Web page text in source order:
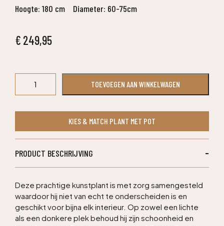
Hoogte: 180 cm Diameter: 60-75cm
€ 249,95
Exotica
kunstboom
-
aantal
TOEVOEGEN AAN WINKELWAGEN
KIES & MATCH PLANT MET POT
PRODUCT BESCHRIJVING
Deze prachtige kunstplant is met zorg samengesteld
waardoor hij niet van echt te onderscheiden is en
geschikt voor bijna elk interieur. Op zowel een lichte
als een donkere plek behoud hij zijn schoonheid en